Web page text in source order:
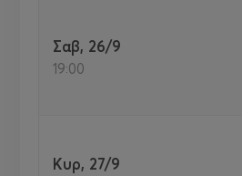
Σαβ, 26/9
19:00
Κυρ, 27/9